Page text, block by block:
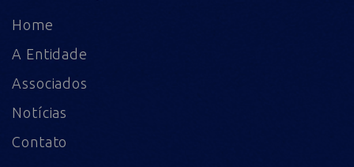
Home
A Entidade
Associados
Notícias
Contato